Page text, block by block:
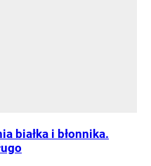
białka i błonnika.